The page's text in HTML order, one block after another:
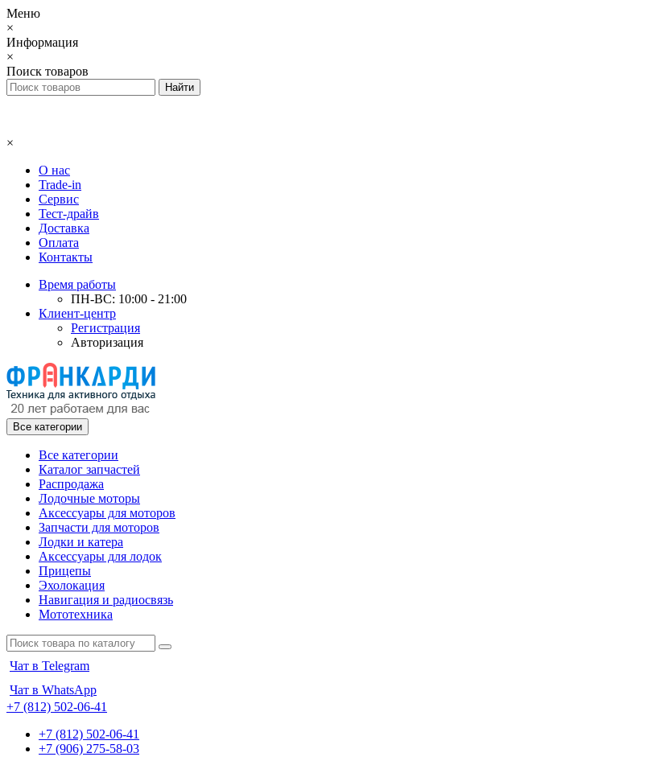
Меню
×
Информация
×
Поиск товаров
×
О нас
Trade-in
Сервис
Тест-драйв
Доставка
Оплата
Контакты
Время работы
ПН-ВС: 10:00 - 21:00
Клиент-центр
Регистрация
Авторизация
Все категории
Все категории
Каталог запчастей
Распродажа
Лодочные моторы
Аксессуары для моторов
Запчасти для моторов
Лодки и катера
Аксессуары для лодок
Прицепы
Эхолокация
Навигация и радиосвязь
Мототехника
Чат в Telegram
Чат в WhatsApp
+7 (812) 502-06-41
+7 (812) 502-06-41
+7 (906) 275-58-03